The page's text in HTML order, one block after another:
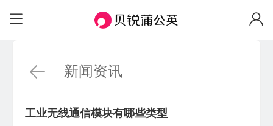
联机游戏
工业物联
固定IP、便捷访问
加速传输、随心分配
软件定制
私有定制、树立品牌
新闻资讯
工业无线通信模块有哪些类型